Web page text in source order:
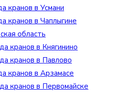
кранов в Усмани
кранов в Чаплыгине
область
кранов в Княгинино
кранов в Павлово
кранов в Арзамасе
кранов в Первомайске